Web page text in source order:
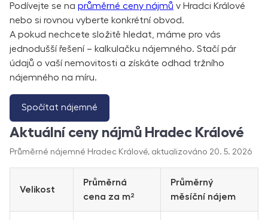
Podívejte se na průměrné ceny nájmů v Hradci Králové
nebo si rovnou vyberte konkrétní obvod.
A pokud nechcete složitě hledat, máme pro vás
jednodušší řešení – kalkulačku nájemného. Stačí pár
údajů o vaší nemovitosti a získáte odhad tržního
nájemného na míru.
Spočítat nájemné
Aktuální ceny nájmů Hradec Králové
Průměrné nájemné Hradec Králové, aktualizováno 20. 5. 2026
Velikost
Průměrná
cena za m²
Průměrný
měsíční nájem